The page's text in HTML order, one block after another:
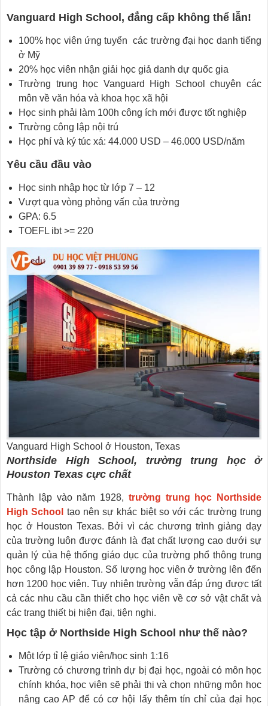
Vanguard High School, đẳng cấp không thể lẫn!
100% học viên ứng tuyển các trường đại học danh tiếng
ở Mỹ
20% học viên nhận giải học giả danh dự quốc gia
Trường trung học Vanguard High School chuyên các
môn về văn hóa và khoa học xã hội
Học sinh phải làm 100h công ích mới được tốt nghiệp
Trường công lập nội trú
Học phí và ký túc xá: 44.000 USD – 46.000 USD/năm
Yêu cầu đầu vào
Học sinh nhập học từ lớp 7 – 12
Vượt qua vòng phỏng vấn của trường
GPA: 6.5
TOEFL ibt >= 220
Vanguard High School ở Houston, Texas
Northside High School, trường trung học ở
Houston Texas cực chất
Thành lập vào năm 1928, trường trung học Northside
High School tạo nên sự khác biệt so với các trường trung
học ở Houston Texas. Bởi vì các chương trình giảng dạy
của trường luôn được đánh là đạt chất lượng cao dưới sự
quản lý của hệ thống giáo dục của trường phổ thông trung
học công lập Houston. Số lượng học viên ở trường lên đến
hơn 1200 học viên. Tuy nhiên trường vẫn đáp ứng được tất
cả các nhu cầu cần thiết cho học viên về cơ sở vật chất và
các trang thiết bị hiện đại, tiện nghi.
Học tập ở Northside High School như thế nào?
Một lớp tỉ lệ giáo viên/học sinh 1:16
Trường có chương trình dự bị đại học, ngoài có môn học
chính khóa, học viên sẽ phải thi và chọn những môn học
nâng cao AP để có cơ hội lấy thêm tín chỉ của đại học